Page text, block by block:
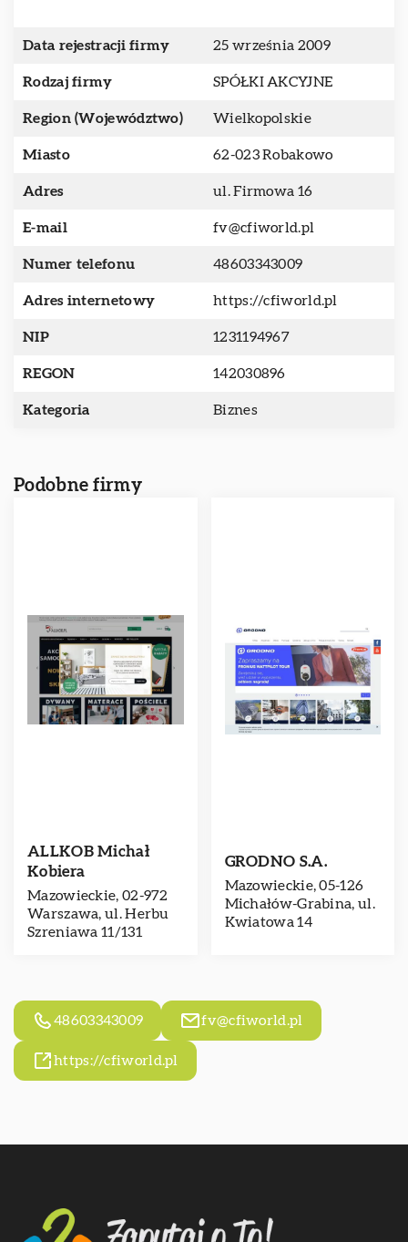
Data rejestracji firmy 25 września 2009
Rodzaj firmy SPÓŁKI AKCYJNE
Region (Województwo) Wielkopolskie
Miasto 62-023 Robakowo
Adres ul. Firmowa 16
E-mail fv@cfiworld.pl
Numer telefonu 48603343009
Adres internetowy https://cfiworld.pl
NIP 1231194967
REGON 142030896
Kategoria Biznes
Podobne firmy
ALLKOB Michał
Kobiera
Mazowieckie, 02-972
Warszawa, ul. Herbu
Szreniawa 11/131
GRODNO S.A.
Mazowieckie, 05-126
Michałów-Grabina, ul.
Kwiatowa 14
48603343009 fv@cfiworld.pl
https://cfiworld.pl